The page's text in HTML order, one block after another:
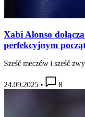
Xabi Alonso
perfekcyjnym
Sześć meczów i sześć
24.09.2025 • 8